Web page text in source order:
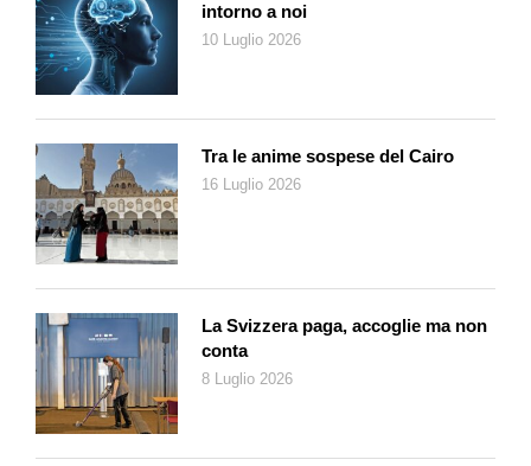
intorno a noi
10 Luglio 2026
Tra le anime sospese del Cairo
16 Luglio 2026
La Svizzera paga, accoglie ma non
conta
8 Luglio 2026